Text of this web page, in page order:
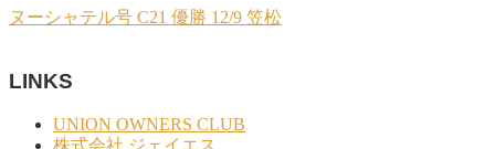
ヌーシャテル号 C21 優勝 12/9 笠松
LINKS
UNION OWNERS CLUB
株式会社 ジェイエス